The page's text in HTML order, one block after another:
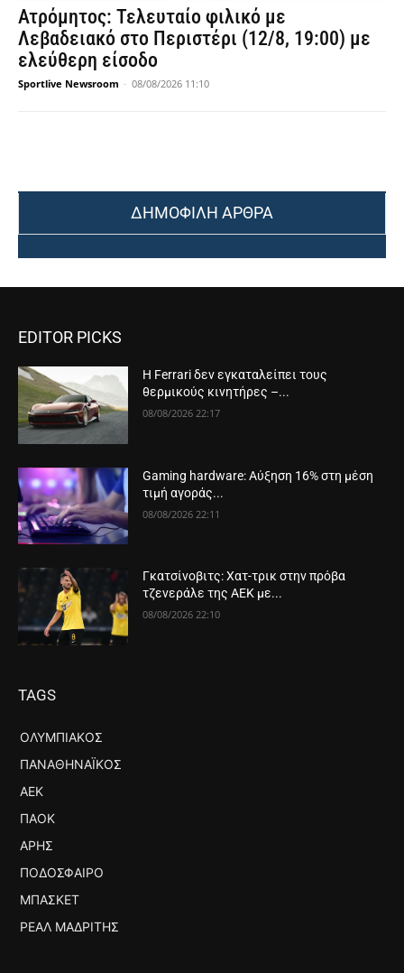
Ατρόμητος: Τελευταίο φιλικό με
Λεβαδειακό στο Περιστέρι (12/8, 19:00) με
ελεύθερη είσοδο
Sportlive Newsroom - 08/08/2026 11:10
ΔΗΜΟΦΙΛΗ ΑΡΘΡΑ
EDITOR PICKS
Η Ferrari δεν εγκαταλείπει τους
θερμικούς κινητήρες –...
08/08/2026 22:17
Gaming hardware: Αύξηση 16% στη μέση
τιμή αγοράς...
08/08/2026 22:11
Γκατσίνοβιτς: Χατ-τρικ στην πρόβα
τζενεράλε της ΑΕΚ με...
08/08/2026 22:10
TAGS
ΟΛΥΜΠΙΑΚΌΣ
ΠΑΝΑΘΗΝΑΪΚΌΣ
ΑΕΚ
ΠΑΟΚ
ΆΡΗΣ
ΠΟΔΌΣΦΑΙΡΟ
ΜΠΆΣΚΕΤ
ΡΕΆΛ ΜΑΔΡΊΤΗΣ